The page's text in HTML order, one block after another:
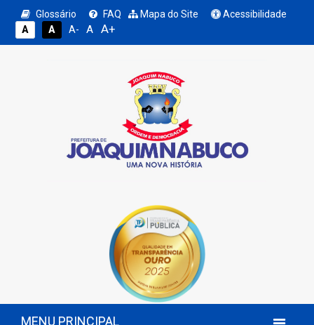
Glossário FAQ Mapa do Site
Acessibilidade
A
A A- A A+
MENU PRINCIPAL